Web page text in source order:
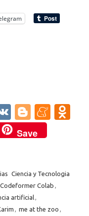
V
K
Bl
o
g
er
M
a
m
e
Save
Ciencia y Tecnologia
Codeformer Colab ,
artificial,
, me at the zoo ,